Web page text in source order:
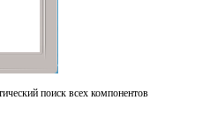
поиск всех компонентов